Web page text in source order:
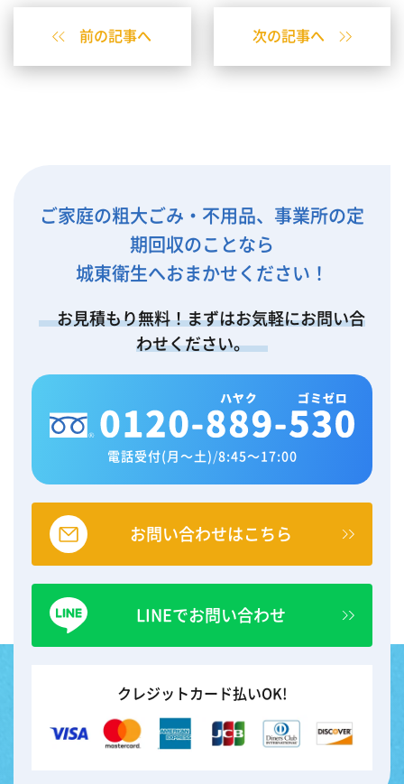
前の記事へ 次の記事へ
ご家庭の粗大ごみ・不用品、事業所の定
期回収のことなら
城東衛生へおまかせください！
お見積もり無料！まずはお気軽にお問い合
わせください。
電話受付(月～土) /8:45～17:00
お問い合わせはこちら
LINEでお問い合わせ
クレジットカード払いOK!